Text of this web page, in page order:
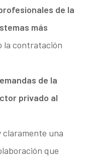
de la
más
la contratación
de la
privado al
claramente una
que